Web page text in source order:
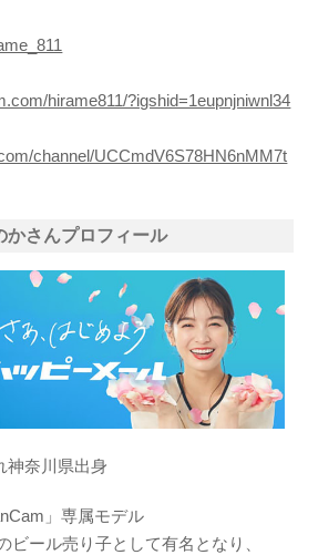
hirame811/?igshid=1eupnjniwnl34
channel/UCCmdV6S78HN6nMM7t
かさんプロフィール
神奈川県出身
」専属モデル
ビール売り子として有名となり、